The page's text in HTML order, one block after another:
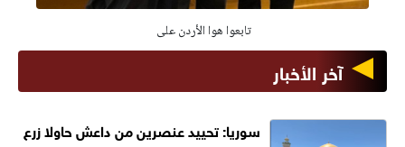
تابعوا هوا الأردن على
آخر الأخبار
سوريا: تحييد عنصرين من داعش حاولا زرع